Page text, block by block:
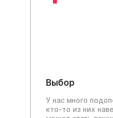
Выбор
У нас много
кто-то из них